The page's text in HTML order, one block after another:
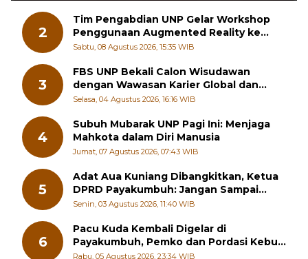
2
Tim Pengabdian UNP Gelar Workshop
Penggunaan Augmented Reality ke
Guru Kimia SMA di Padang Pariaman
Sabtu, 08 Agustus 2026, 15:35 WIB
3
FBS UNP Bekali Calon Wisudawan
dengan Wawasan Karier Global dan
Kewirausahaan Kreatif
Selasa, 04 Agustus 2026, 16:16 WIB
4
Subuh Mubarak UNP Pagi Ini: Menjaga
Mahkota dalam Diri Manusia
Jumat, 07 Agustus 2026, 07:43 WIB
5
Adat Aua Kuniang Dibangkitkan, Ketua
DPRD Payakumbuh: Jangan Sampai
Generasi Muda Hilang Jati Diri
Senin, 03 Agustus 2026, 11:40 WIB
6
Pacu Kuda Kembali Digelar di
Payakumbuh, Pemko dan Pordasi Kebut
Persiapan!
Rabu, 05 Agustus 2026, 23:34 WIB